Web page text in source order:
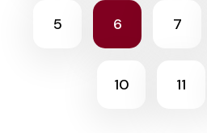
5 6 7
10 11